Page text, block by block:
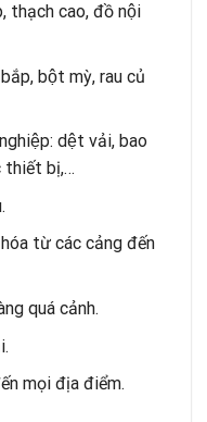
thạch cao, đồ nội
bột mỳ, rau củ
dệt vải, bao
thiết bị,…
từ các cảng đến
quá cảnh.
mọi địa điểm.